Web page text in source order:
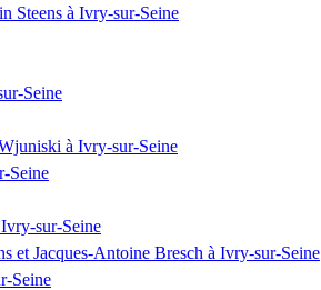
Steens à Ivry-sur-Seine
Seine
à Ivry-sur-Seine
Seine
sur-Seine
et Jacques-Antoine Bresch à Ivry-sur-Seine
Seine